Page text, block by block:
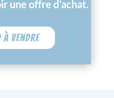
une offre d’achat.
à vendre